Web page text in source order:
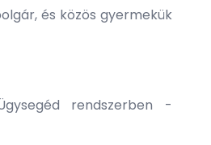
és közös gyermekük
rendszerben -